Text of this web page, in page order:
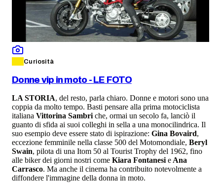
Curiosità
Donne vip in moto - LE FOTO
LA STORIA, del resto, parla chiaro. Donne e motori sono una
coppia da molto tempo. Basti pensare alla prima motociclista
italiana Vittorina Sambriche, ormai un secolo fa, lanciò il
guanto di sfida ai suoi colleghi in sella a una monocilindrica. Il
suo esempio deve essere stato di ispirazione: Gina Bovaird,
eccezione femminile nella classe 500 del Motomondiale, Beryl
Swain, pilota di una Itom 50 al Tourist Trophy del 1962, fino
alle biker dei giorni nostri come Kiara FontanesieAna
Carrasco. Ma anche il cinema ha contribuito notevolmente a
diffondere l'immagine della donna in moto.